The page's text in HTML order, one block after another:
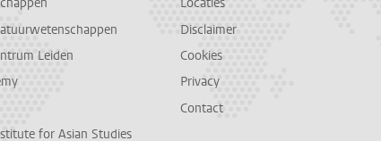
Leiden
for Asian Studies
Locaties
Disclaimer
Cookies
Privacy
Contact